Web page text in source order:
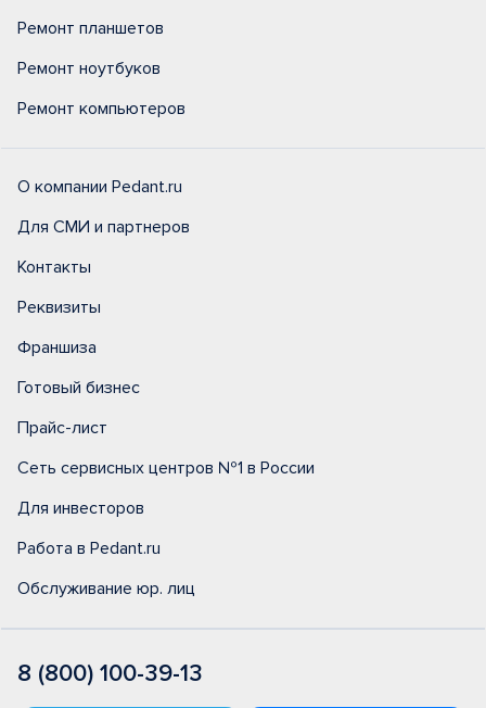
Ремонт планшетов
Ремонт ноутбуков
Ремонт компьютеров
О компании Pedant.ru
Для СМИ и партнеров
Контакты
Реквизиты
Франшиза
Готовый бизнес
Прайс-лист
Сеть сервисных центров №1 в России
Для инвесторов
Работа в Pedant.ru
Обслуживание юр. лиц
8 (800) 100-39-13